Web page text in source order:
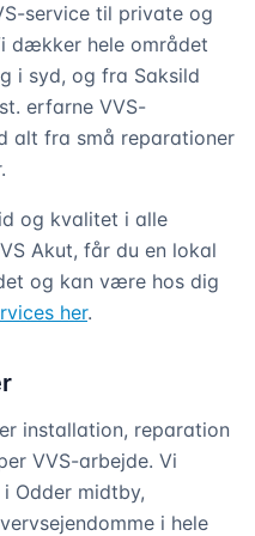
service til private og
dækker hele området
i syd, og fra Saksild
erfarne VVS-
alt fra små reparationer
og kvalitet i alle
Akut, får du en lokal
og kan være hos dig
her.
installation, reparation
VVS-arbejde. Vi
Odder midtby,
i hele